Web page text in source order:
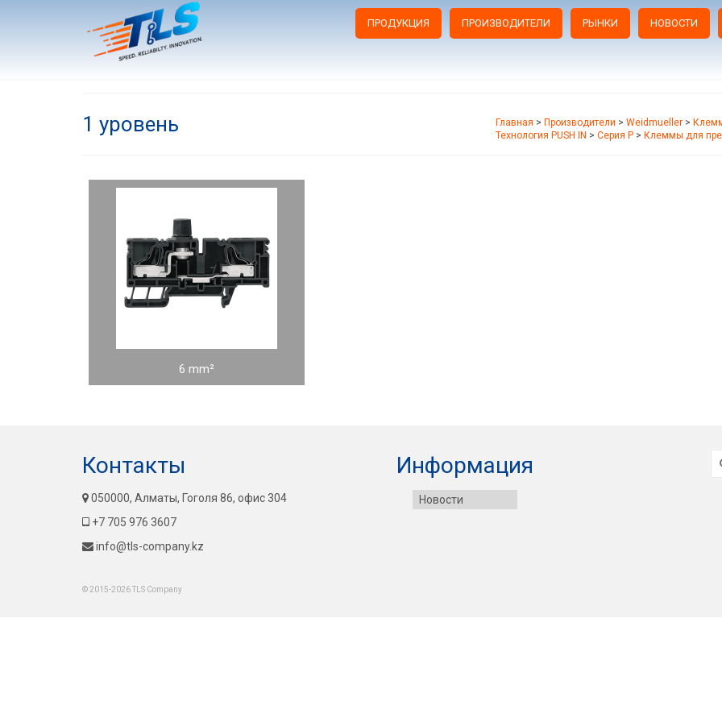
ПРОДУКЦИЯ ПРОИЗВОДИТЕЛИ РЫНКИ НОВОСТИ
1 уровень Главная > Производители > Weidmueller >
Технология PUSH IN > Серия P > Клеммы для
6 mm²
Контакты
050000, Алматы, Гоголя 86, офис 304
+7 705 976 3607
info@tls-company.kz
Информация
Новости
© 2015-2026 TLS Company